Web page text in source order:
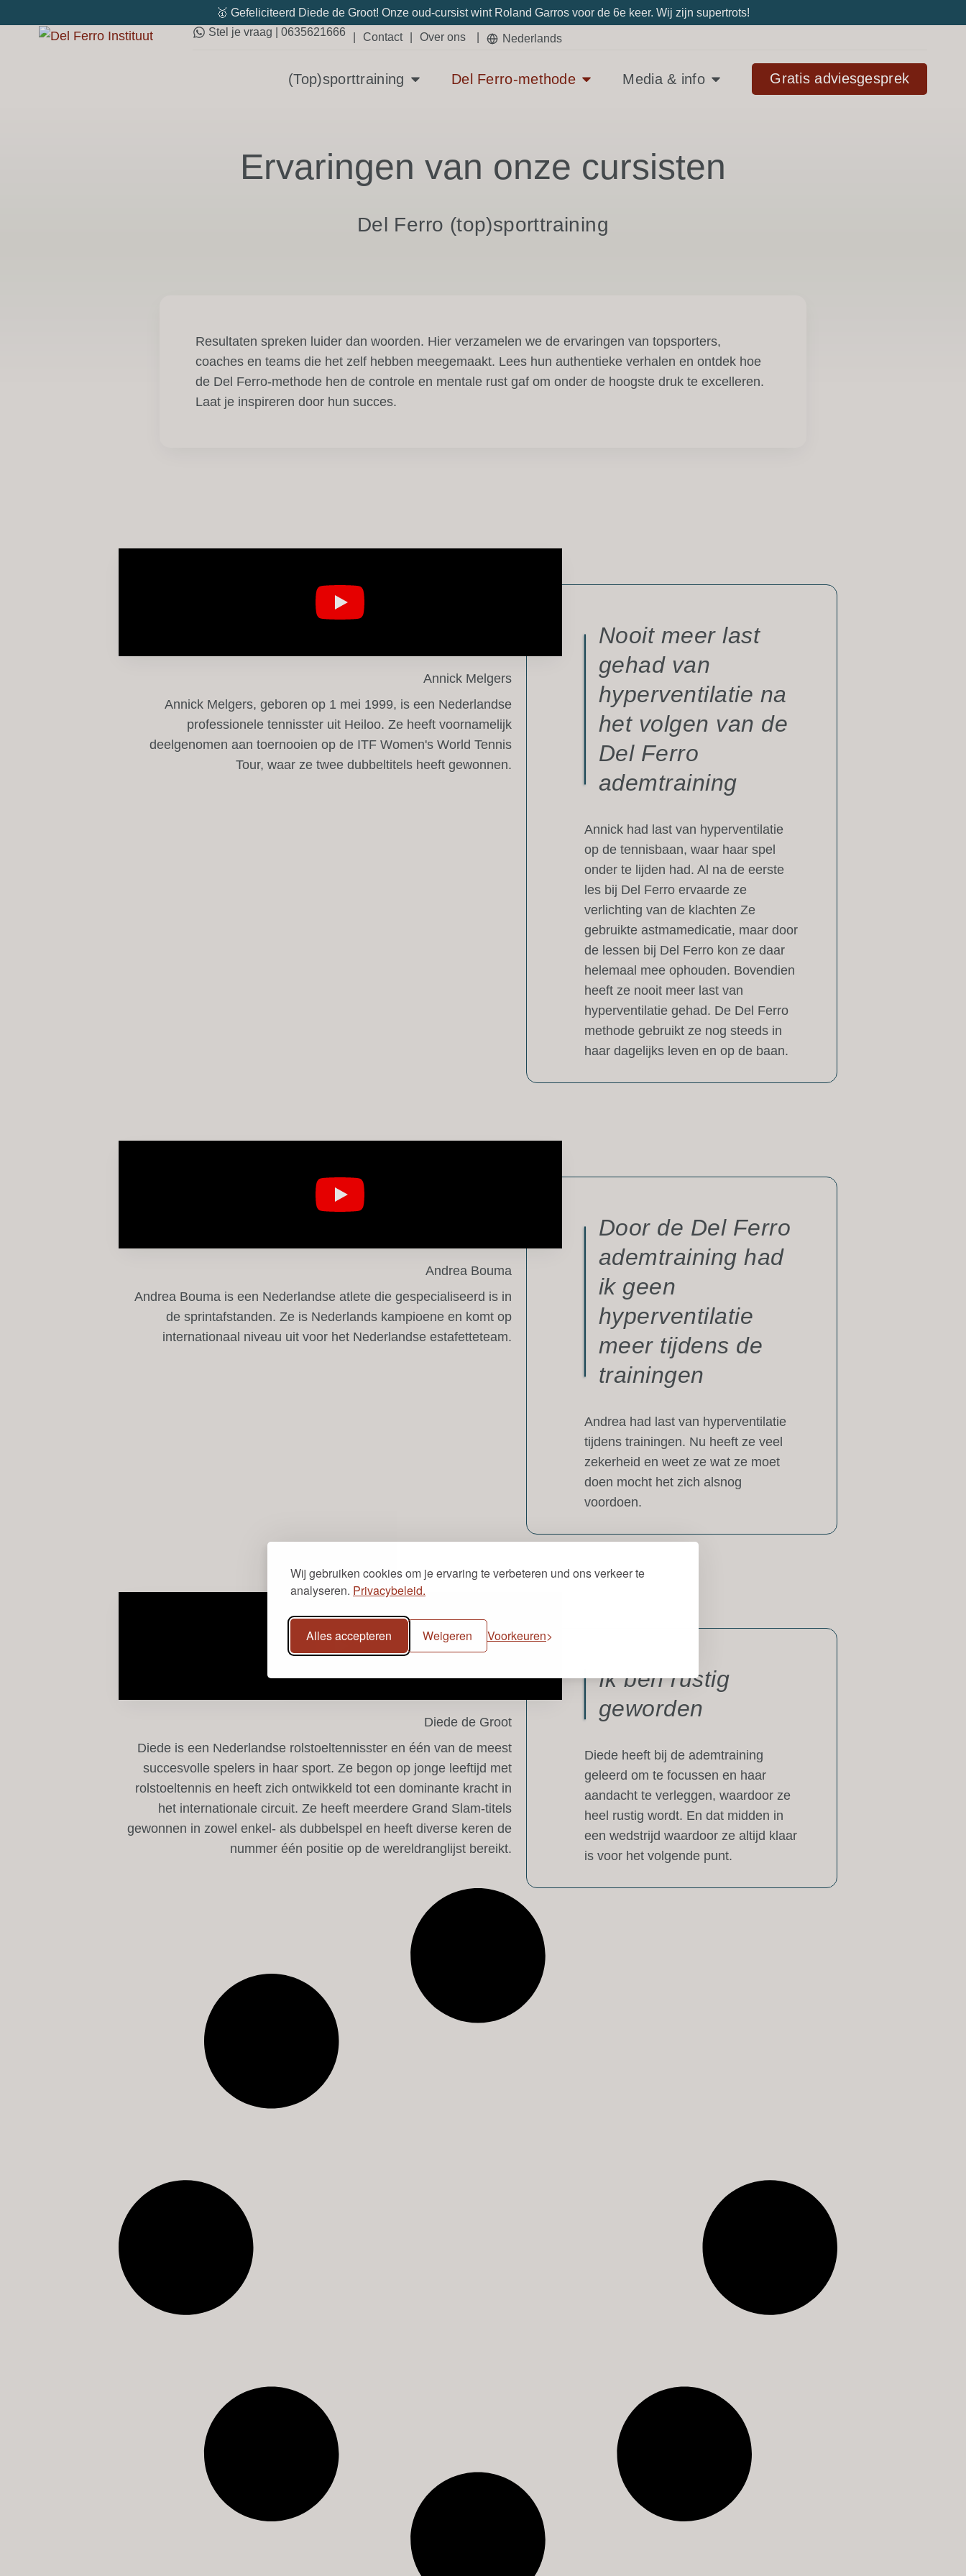
Wij gebruiken cookies om je ervaring te verbeteren und ons verkeer te
analyseren. Privacybeleid.
Alles accepteren Weigeren Voorkeuren
🥇 Gefeliciteerd Diede de Groot! Onze oud-cursist wint Roland Garros voor de 6e keer. Wij zijn supertrots!
Stel je vraag | 0635621666
Contact Over ons Nederlands
(Top)sporttraining Del Ferro-methode Media & info Gratis adviesgesprek
Ervaringen van onze cursisten
Del Ferro (top)sporttraining
Resultaten spreken luider dan woorden. Hier verzamelen we de ervaringen van topsporters,
coaches en teams die het zelf hebben meegemaakt. Lees hun authentieke verhalen en ontdek hoe
de Del Ferro-methode hen de controle en mentale rust gaf om onder de hoogste druk te excelleren.
Laat je inspireren door hun succes.
Annick Melgers
Annick Melgers, geboren op 1 mei 1999, is een Nederlandse
professionele tennisster uit Heiloo. Ze heeft voornamelijk
deelgenomen aan toernooien op de ITF Women's World Tennis
Tour, waar ze twee dubbeltitels heeft gewonnen.
Nooit meer last
gehad van
hyperventilatie na
het volgen van de
Del Ferro
ademtraining
Annick had last van hyperventilatie
op de tennisbaan, waar haar spel
onder te lijden had. Al na de eerste
les bij Del Ferro ervaarde ze
verlichting van de klachten Ze
gebruikte astmamedicatie, maar door
de lessen bij Del Ferro kon ze daar
helemaal mee ophouden. Bovendien
heeft ze nooit meer last van
hyperventilatie gehad. De Del Ferro
methode gebruikt ze nog steeds in
haar dagelijks leven en op de baan.
Andrea Bouma
Andrea Bouma is een Nederlandse atlete die gespecialiseerd is in
de sprintafstanden. Ze is Nederlands kampioene en komt op
internationaal niveau uit voor het Nederlandse estafetteteam.
Door de Del Ferro
ademtraining had
ik geen
hyperventilatie
meer tijdens de
trainingen
Andrea had last van hyperventilatie
tijdens trainingen. Nu heeft ze veel
zekerheid en weet ze wat ze moet
doen mocht het zich alsnog
voordoen.
Diede de Groot
Diede is een Nederlandse rolstoeltennisster en één van de meest
succesvolle spelers in haar sport. Ze begon op jonge leeftijd met
rolstoeltennis en heeft zich ontwikkeld tot een dominante kracht in
het internationale circuit. Ze heeft meerdere Grand Slam-titels
gewonnen in zowel enkel- als dubbelspel en heeft diverse keren de
nummer één positie op de wereldranglijst bereikt.
Ik ben rustig
geworden
Diede heeft bij de ademtraining
geleerd om te focussen en haar
aandacht te verleggen, waardoor ze
heel rustig wordt. En dat midden in
een wedstrijd waardoor ze altijd klaar
is voor het volgende punt.